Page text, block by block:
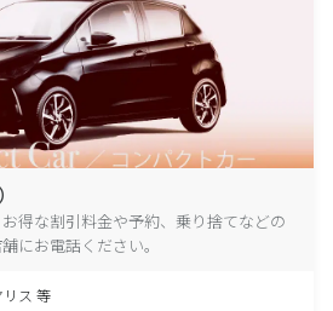
得な割引料金や予約、乗り捨てなどの
にお電話ください。
リス 等